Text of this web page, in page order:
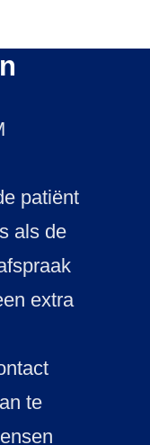
patiënt
als de
extra
te